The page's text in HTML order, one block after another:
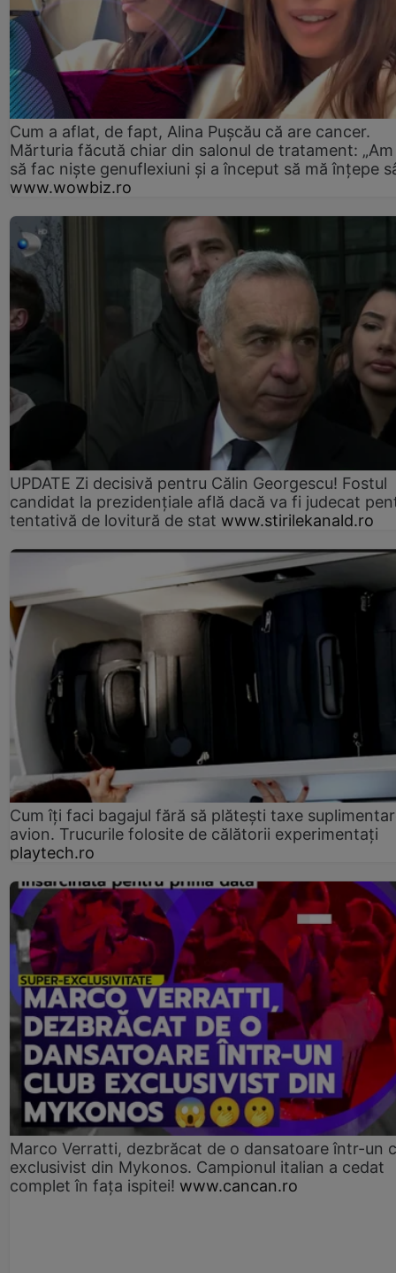
Cum a aflat, de fapt, Alina Pușcău că are cancer.
Mărturia făcută chiar din salonul de tratament:
să fac niște genuflexiuni și a început să mă înțepe
www.wowbiz.ro
UPDATE Zi decisivă pentru Călin Georgescu! Fostul
candidat la prezidențiale află dacă va fi judecat
tentativă de lovitură de stat www.stirilekanald.ro
Cum îți faci bagajul fără să plătești taxe
avion. Trucurile folosite de călătorii experimentați
playtech.ro
Marco Verratti, dezbrăcat de o dansatoare într-un
exclusivist din Mykonos. Campionul italian a cedat
complet în fața ispitei! www.cancan.ro